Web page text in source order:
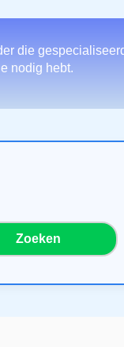
die
nodig hebt.
Zoeken